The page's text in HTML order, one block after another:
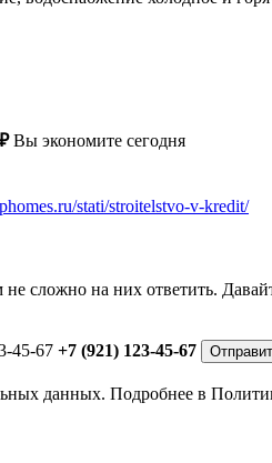
Вы экономите сегодня
stati/stroitelstvo-v-kredit/
не сложно на них ответить.
45-67 +7 (921) 123-45-67
данных. Подробнее в